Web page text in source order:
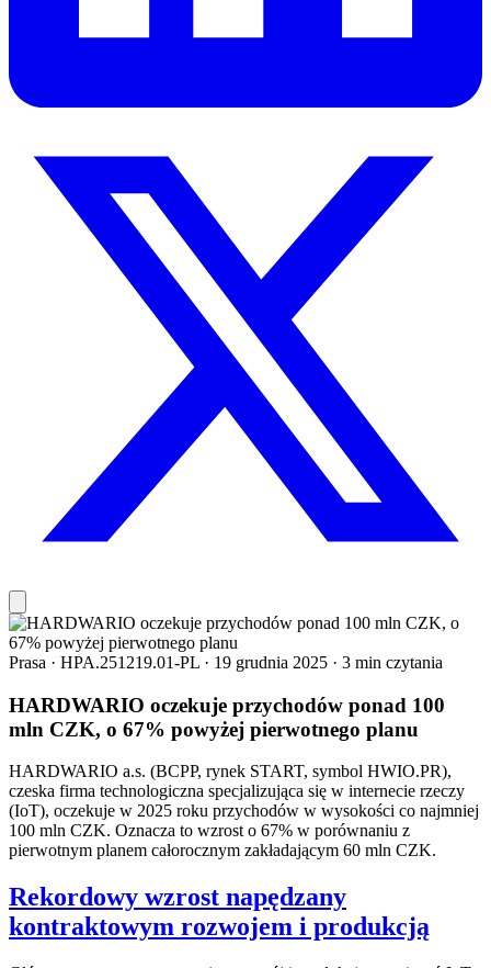
Prasa · HPA.251219.01-PL · 19 grudnia 2025 · 3 min czytania
HARDWARIO oczekuje przychodów ponad 100
mln CZK, o 67% powyżej pierwotnego planu
HARDWARIO a.s. (BCPP, rynek START, symbol HWIO.PR),
czeska firma technologiczna specjalizująca się w internecie rzeczy
(IoT), oczekuje w 2025 roku przychodów w wysokości co najmniej
100 mln CZK. Oznacza to wzrost o 67% w porównaniu z
pierwotnym planem całorocznym zakładającym 60 mln CZK.
Rekordowy wzrost napędzany
kontraktowym rozwojem i produkcją